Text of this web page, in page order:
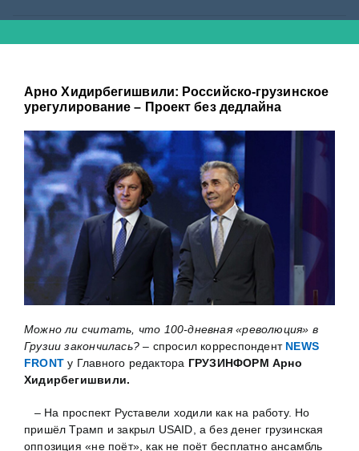
Арно Хидирбегишвили: Российско-грузинское
урегулирование – Проект без дедлайна
Можно ли считать, что 100-дневная «революция» в
Грузии закончилась? – спросил корреспондент NEWS
FRONT у Главного редактора ГРУЗИНФОРМ Арно
Хидирбегишвили.
– На проспект Руставели ходили как на работу. Но
пришёл Трамп и закрыл USAID, а без денег грузинская
оппозиция «не поёт», как не поёт бесплатно ансамбль